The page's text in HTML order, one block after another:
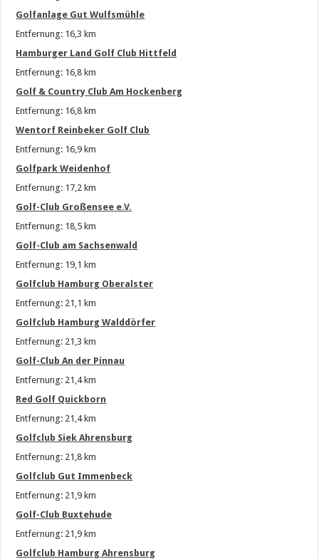
Golfanlage Gut Wulfsmühle
Entfernung: 16,3 km
Hamburger Land Golf Club Hittfeld
Entfernung: 16,8 km
Golf & Country Club Am Hockenberg
Entfernung: 16,8 km
Wentorf Reinbeker Golf Club
Entfernung: 16,9 km
Golfpark Weidenhof
Entfernung: 17,2 km
Golf-Club Großensee e.V.
Entfernung: 18,5 km
Golf-Club am Sachsenwald
Entfernung: 19,1 km
Golfclub Hamburg Oberalster
Entfernung: 21,1 km
Golfclub Hamburg Walddörfer
Entfernung: 21,3 km
Golf-Club An der Pinnau
Entfernung: 21,4 km
Red Golf Quickborn
Entfernung: 21,4 km
Golfclub Siek Ahrensburg
Entfernung: 21,8 km
Golfclub Gut Immenbeck
Entfernung: 21,9 km
Golf-Club Buxtehude
Entfernung: 21,9 km
Golfclub Hamburg Ahrensburg